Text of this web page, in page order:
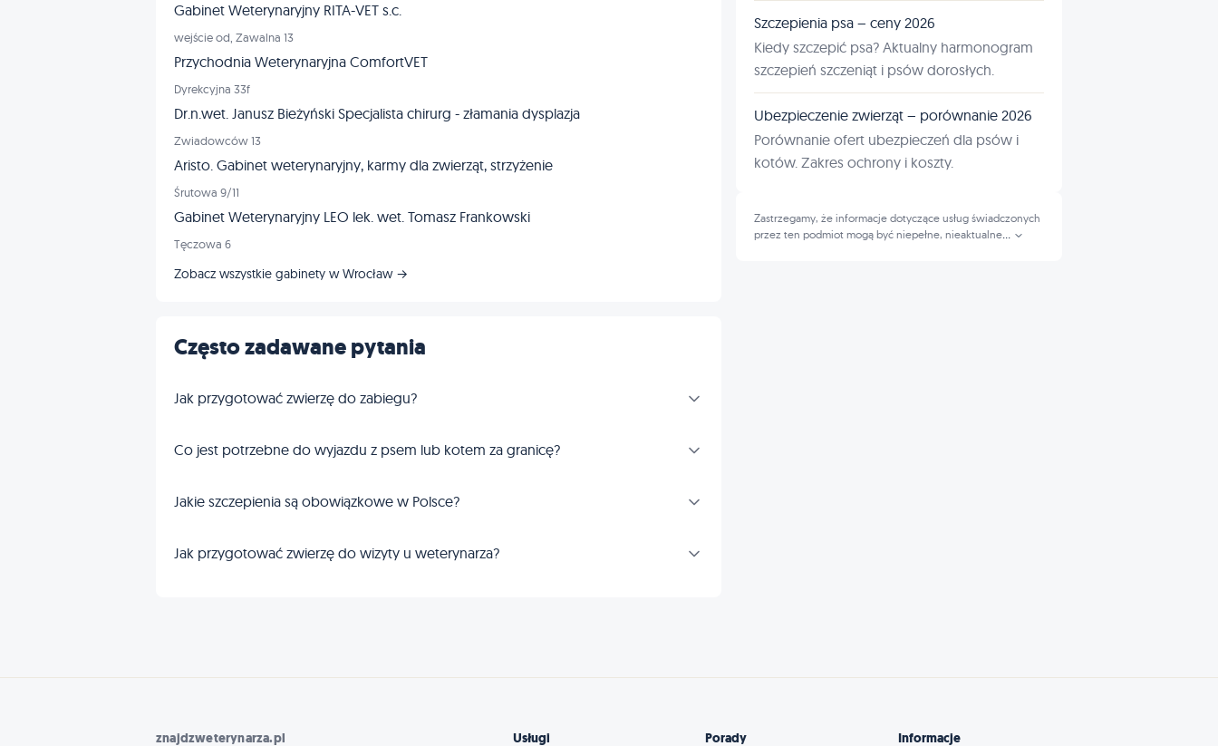
Gabinet Weterynaryjny RITA-VET s.c.
wejście od, Zawalna 13
Przychodnia Weterynaryjna ComfortVET
Dyrekcyjna 33f
Dr.n.wet. Janusz Bieżyński Specjalista chirurg - złamania dysplazja
Zwiadowców 13
Aristo. Gabinet weterynaryjny, karmy dla zwierząt, strzyżenie
Śrutowa 9/11
Gabinet Weterynaryjny LEO lek. wet. Tomasz Frankowski
Tęczowa 6
Zobacz wszystkie gabinety w Wrocław →
Często zadawane pytania
Jak przygotować zwierzę do zabiegu?
Co jest potrzebne do wyjazdu z psem lub kotem za granicę?
Jakie szczepienia są obowiązkowe w Polsce?
Jak przygotować zwierzę do wizyty u weterynarza?
Szczepienia psa – ceny 2026
Kiedy szczepić psa? Aktualny harmonogram
szczepień szczeniąt i psów dorosłych.
Ubezpieczenie zwierząt – porównanie 2026
Porównanie ofert ubezpieczeń dla psów i
kotów. Zakres ochrony i koszty.
Zastrzegamy, że informacje dotyczące usług świadczonych
przez ten podmiot mogą być niepełne, nieaktualne...
znajdzweterynarza.pl Usługi Porady Informacje